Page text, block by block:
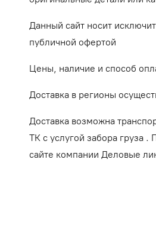
Данный сайт носит
публичной офертой
Цены, наличие и способ
Доставка в регионы
Доставка возможна
ТК с услугой забора груза
сайте компании Деловые